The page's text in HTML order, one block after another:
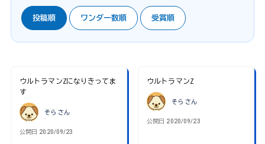
投稿順 ワンダー数順 受賞順
ウルトラマンZになりきってま
す
そら さん
公開日 2020/09/23
ウルトラマンZ
そら さん
公開日 2020/09/23